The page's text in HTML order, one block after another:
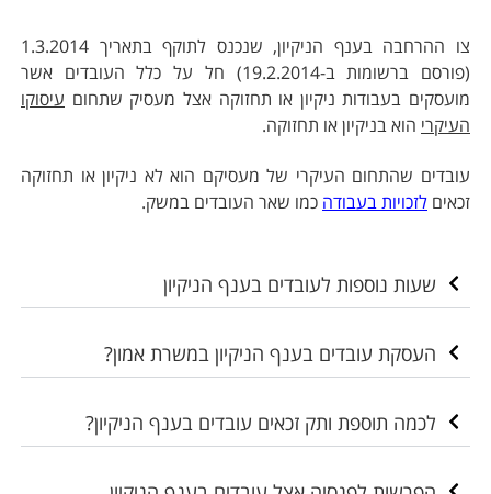
צו ההרחבה בענף הניקיון, שנכנס לתוקף בתאריך 1.3.2014
(פורסם ברשומות ב-19.2.2014) חל על כלל העובדים אשר
מועסקים בעבודות ניקיון או תחזוקה אצל מעסיק שתחום עיסוקו
העיקרי הוא בניקיון או תחזוקה.
עובדים שהתחום העיקרי של מעסיקם הוא לא ניקיון או תחזוקה
זכאים לזכויות בעבודה כמו שאר העובדים במשק.
שעות נוספות לעובדים בענף הניקיון
העסקת עובדים בענף הניקיון במשרת אמון?
לכמה תוספת ותק זכאים עובדים בענף הניקיון?